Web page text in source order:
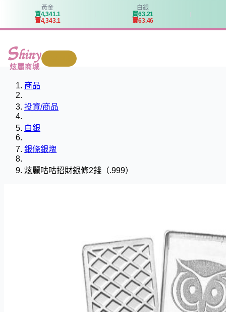
黃金
買4,341.1
賣4,343.1
白銀
買63.21
賣63.46
炫麗商城
商品
投資/商品
白銀
銀條銀塊
炫麗咕咕招財銀條2錢（.999）